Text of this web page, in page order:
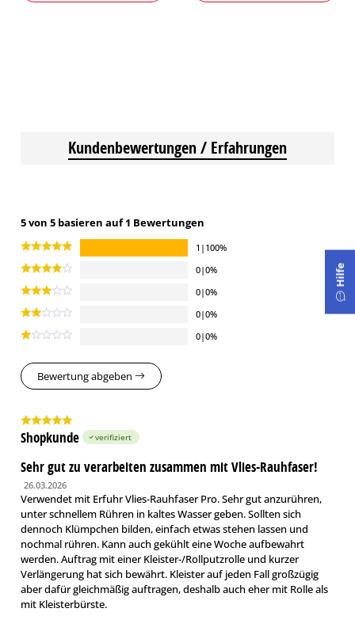
Kundenbewertungen / Erfahrungen
5 von 5 basieren auf 1 Bewertungen
1|100%
0|0%
0|0%
0|0%
0|0%
Bewertung abgeben
Shopkunde verifiziert
Sehr gut zu verarbeiten zusammen mit Vlies-Rauhfaser!
26.03.2026
Verwendet mit Erfuhr Vlies-Rauhfaser Pro. Sehr gut anzurühren,
unter schnellem Rühren in kaltes Wasser geben. Sollten sich
dennoch Klümpchen bilden, einfach etwas stehen lassen und
nochmal rühren. Kann auch gekühlt eine Woche aufbewahrt
werden. Auftrag mit einer Kleister-/Rollputzrolle und kurzer
Verlängerung hat sich bewährt. Kleister auf jeden Fall großzügig
aber dafür gleichmäßig auftragen, deshalb auch eher mit Rolle als
mit Kleisterbürste.
Hilfe